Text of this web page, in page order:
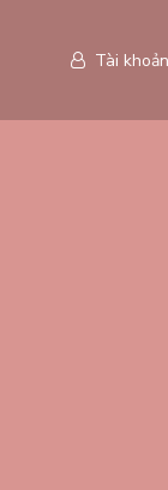
Tài khoản